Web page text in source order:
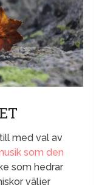
med val av
som den
som hedrar
väljer